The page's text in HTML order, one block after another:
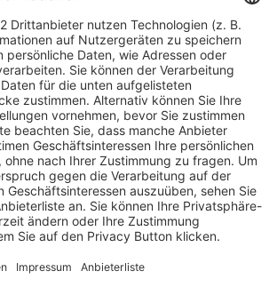
SEITEN
Vereinsmitarbeiter